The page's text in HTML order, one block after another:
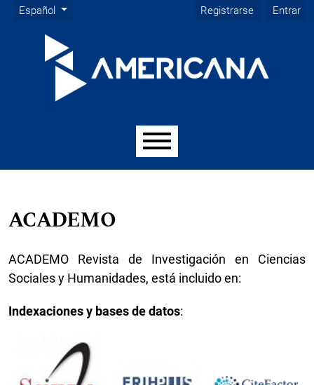
Ir al menú de navegación principal
Ir al contenido principal
Ir al pie de página del sitio
Cambiar el idioma. El idioma actual es:
Español
Menú de administración Registrarse Entrar
ACADEMO
ACADEMO Revista de Investigación en Ciencias
Sociales y Humanidades, está incluido en:
Indexaciones y bases de datos: